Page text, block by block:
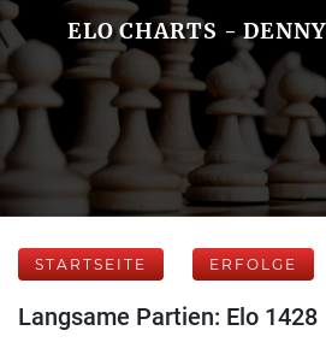
ELO CHARTS -
STARTSEITE ERFOLGE
Langsame Partien: Elo 1428